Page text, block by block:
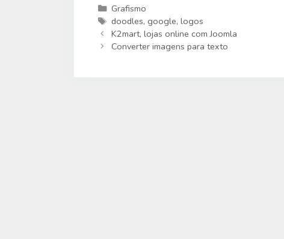
Categorias
Grafismo
Etiquetas
doodles, google, logos
K2mart, lojas online com Joomla
Converter imagens para texto